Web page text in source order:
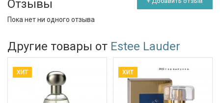
Отзывы
Пока нет ни одного отзыва
Другие товары от Estee Lauder
ХИТ ХИТ